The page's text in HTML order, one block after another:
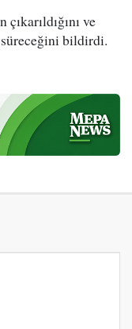
ve
süreceğini bildirdi.